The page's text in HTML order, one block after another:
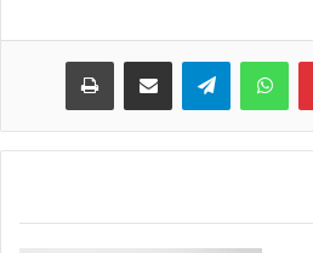
بينتيريستواتساب تيلقرام مشاركة عبر البريد طباعة